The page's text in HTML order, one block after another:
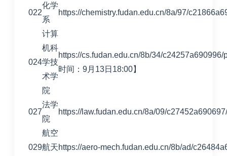
022
化学
系
https://chemistry.fudan.edu.cn/8a/97/
024
计算
机科
学技
术学
院
https://cs.fudan.edu.cn/8b/34/
时间：9月13日18:00】
027
法学
院
https://law.fudan.edu.cn/8a/09/
029
航空
航天https://aero-mech.fudan.edu.cn/8b/ad/